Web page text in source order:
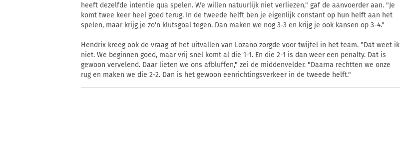
heeft dezelfde intentie qua spelen. We willen natuurlijk niet verliezen," gaf de aanvoerder aan. "Je
komt twee keer heel goed terug. In de tweede helft ben je eigenlijk constant op hun helft aan het
spelen, maar krijg je zo'n klutsgoal tegen. Dan maken we nog 3-3 en krijg je ook kansen op 3-4."
Hendrix kreeg ook de vraag of het uitvallen van Lozano zorgde voor twijfel in het team. "Dat weet ik
niet. We beginnen goed, maar vrij snel komt al die 1-1. En die 2-1 is dan weer een penalty. Dat is
gewoon vervelend. Daar lieten we ons afbluffen," zei de middenvelder. "Daarna rechtten we onze
rug en maken we die 2-2. Dan is het gewoon eenrichtingsverkeer in de tweede helft."